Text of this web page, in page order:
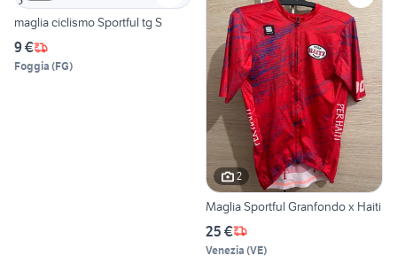
maglia ciclismo Sportful tg S
9 €
Foggia (FG)
2
Maglia Sportful Granfondo x Haiti
25 €
Venezia (VE)